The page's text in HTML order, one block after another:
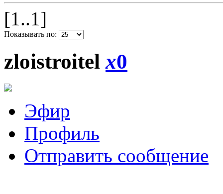
[1..1]
Показывать по:
zloistroitelx0
Эфир
Профиль
Отправить сообщение